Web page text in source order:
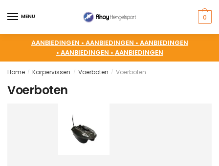
MENU 0
AANBIEDINGEN • AANBIEDINGEN • AANBIEDINGEN
• AANBIEDINGEN • AANBIEDINGEN
Home / Karpervissen / Voerboten / Voerboten
Voerboten